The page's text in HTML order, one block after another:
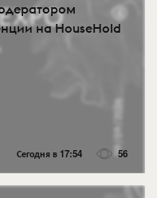
на HouseHold
Сегодня в 17:54 56